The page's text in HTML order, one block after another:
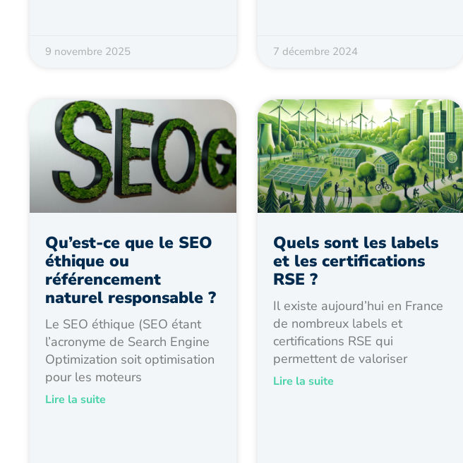
9 novembre 2025 7 décembre 2024
Qu’est-ce que le SEO
éthique ou
référencement
naturel responsable ?
Le SEO éthique (SEO étant
l’acronyme de Search Engine
Optimization soit optimisation
pour les moteurs
Lire la suite
Quels sont les labels
et les certifications
RSE ?
Il existe aujourd’hui en France
de nombreux labels et
certifications RSE qui
permettent de valoriser
Lire la suite